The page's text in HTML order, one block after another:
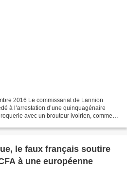
2016 Le commissariat de Lannion
à l’arrestation d’une quinquagénaire
avec un brouteur ivoirien, comme
le faux français soutire
à une européenne